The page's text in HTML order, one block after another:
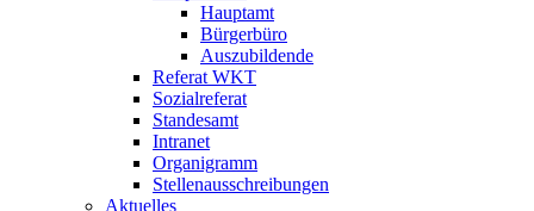
Hauptamt
Bürgerbüro
Auszubildende
Referat WKT
Sozialreferat
Standesamt
Intranet
Organigramm
Stellenausschreibungen
Aktuelles